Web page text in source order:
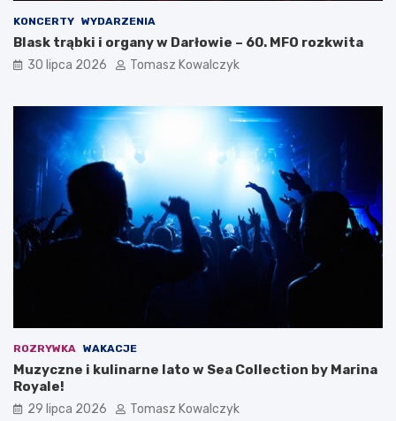
KONCERTY WYDARZENIA
Blask trąbki i organy w Darłowie – 60. MFO rozkwita
30 lipca 2026 Tomasz Kowalczyk
ROZRYWKA WAKACJE
Muzyczne i kulinarne lato w Sea Collection by Marina
Royale!
29 lipca 2026 Tomasz Kowalczyk